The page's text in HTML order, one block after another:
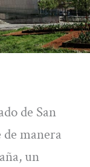
de San
manera
un